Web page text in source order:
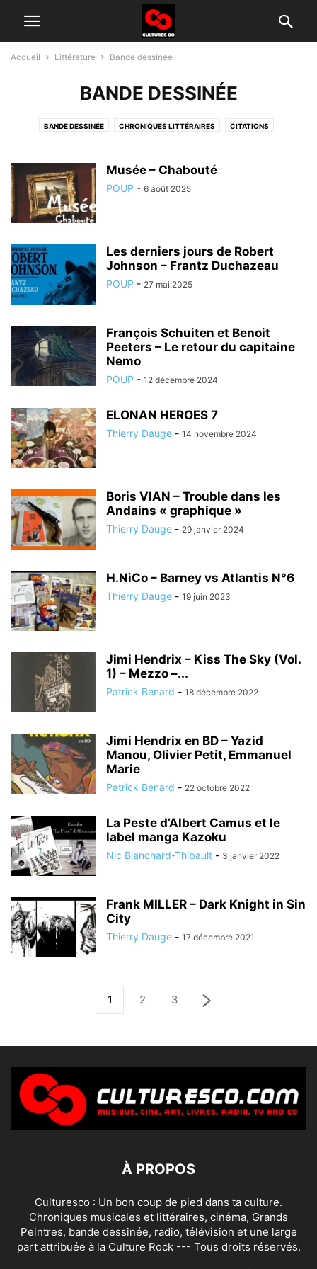
Accueil Littérature Bande dessinée
BANDE DESSINÉE
BANDE DESSINÉE CHRONIQUES LITTÉRAIRES CITATIONS
Musée – Chabouté
POUP - 6 août 2025
Les derniers jours de Robert
Johnson – Frantz Duchazeau
POUP - 27 mai 2025
François Schuiten et Benoit
Peeters – Le retour du capitaine
Nemo
POUP - 12 décembre 2024
ELONAN HEROES 7
Thierry Dauge - 14 novembre 2024
Boris VIAN – Trouble dans les
Andains « graphique »
Thierry Dauge - 29 janvier 2024
H.NiCo – Barney vs Atlantis N°6
Thierry Dauge - 19 juin 2023
Jimi Hendrix – Kiss The Sky (Vol.
1) – Mezzo –...
Patrick Benard - 18 décembre 2022
Jimi Hendrix en BD – Yazid
Manou, Olivier Petit, Emmanuel
Marie
Patrick Benard - 22 octobre 2022
La Peste d’Albert Camus et le
label manga Kazoku
Nic Blanchard-Thibault - 3 janvier 2022
Frank MILLER – Dark Knight in Sin
City
Thierry Dauge - 17 décembre 2021
1 2 3
À PROPOS
Culturesco : Un bon coup de pied dans ta culture.
Chroniques musicales et littéraires, cinéma, Grands
Peintres, bande dessinée, radio, télévision et une large
part attribuée à la Culture Rock --- Tous droits réservés.